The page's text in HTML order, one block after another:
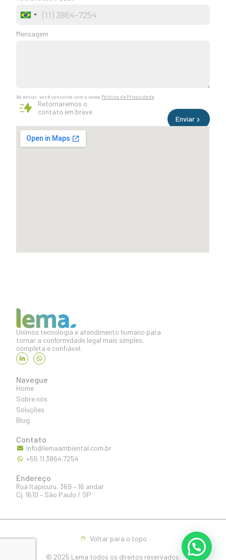
Brazil
Mensagem
Ao enviar, você concorda com a nossa Política de Privacidade.
Enviar
Retornaremos o
contato em breve
Unimos tecnologia e atendimento humano para
tornar a conformidade legal mais simples,
completa e confiável.
Navegue
Home
Sobre nós
Soluções
Blog
Contato
info@lemaambiental.com.br
+55 11 3864.7254
Endereço
Rua Itapicuru, 369 – 16 andar
Cj. 1610 – São Paulo / SP
© 2025 Lema todos os direitos reservados.
Voltar para o topo